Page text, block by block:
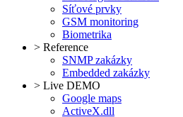
Síťové prvky
GSM monitoring
Biometrika
> Reference
SNMP zakázky
Embedded zakázky
> Live DEMO
Google maps
ActiveX.dll